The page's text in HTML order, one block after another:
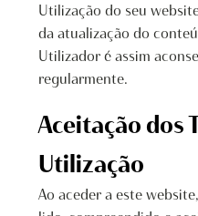
Utilização do seu
da atualização do
Utilizador é assim
regularmente.
Aceitação dos
Utilização
Ao aceder a este